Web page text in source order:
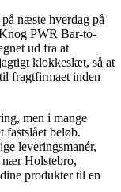
næste hverdag på
PWR Bar-to-
ud fra at
klokkeslæt, så at
fragtfirmaet inden
men i mange
beløb.
leveringsmanér,
nær Holstebro,
produkter til en